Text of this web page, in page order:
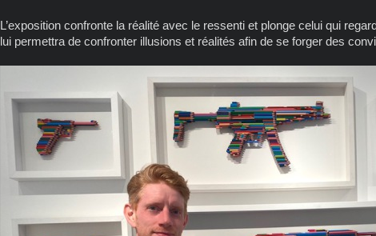
L’exposition confronte la réalité avec le ressenti et plonge celui qui
lui permettra de confronter illusions et réalités afin de se forger des